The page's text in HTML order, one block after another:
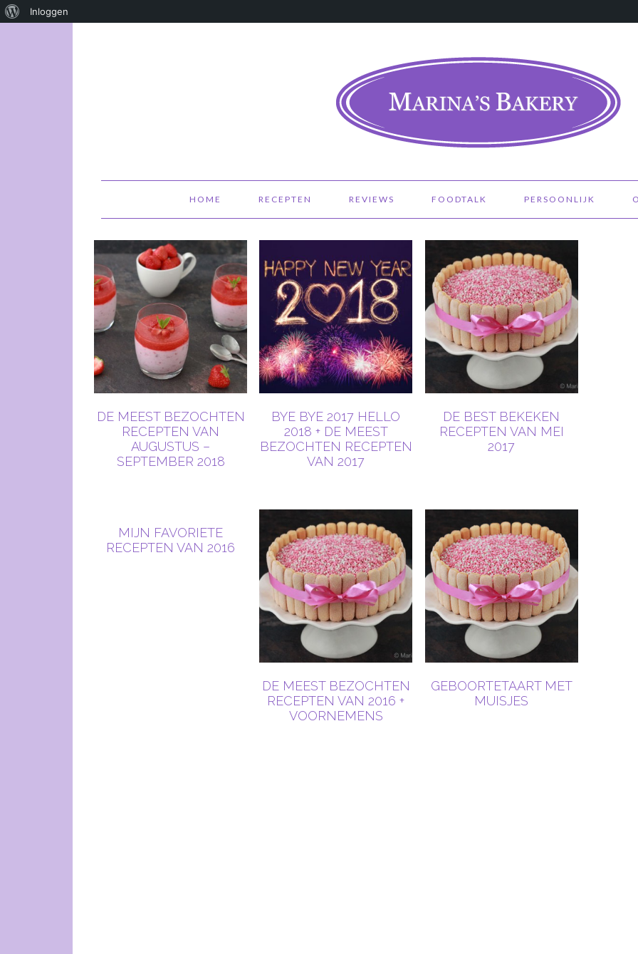
Over
Inloggen
HOME RECEPTEN REVIEWS FOODTALK PERSOONLIJK
DE MEEST BEZOCHTEN
RECEPTEN VAN
AUGUSTUS –
SEPTEMBER 2018
BYE BYE 2017 HELLO
2018 + DE MEEST
BEZOCHTEN RECEPTEN
VAN 2017
DE BEST BEKEKEN
RECEPTEN VAN MEI
2017
MIJN FAVORIETE
RECEPTEN VAN 2016
DE MEEST BEZOCHTEN
RECEPTEN VAN 2016 +
VOORNEMENS
GEBOORTETAART MET
MUISJES